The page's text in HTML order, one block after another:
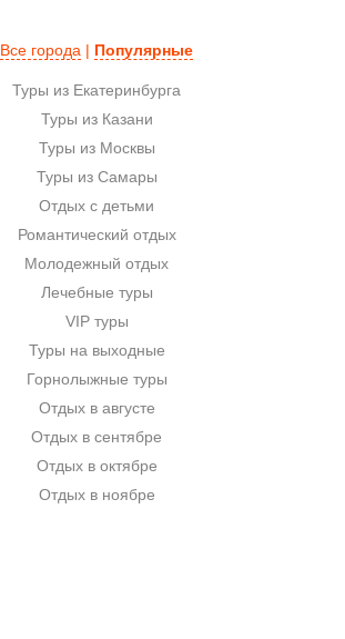
Все города | Популярные
Туры из Екатеринбурга
Туры из Казани
Туры из Москвы
Туры из Самары
Отдых с детьми
Романтический отдых
Молодежный отдых
Лечебные туры
VIP туры
Туры на выходные
Горнолыжные туры
Отдых в августе
Отдых в сентябре
Отдых в октябре
Отдых в ноябре